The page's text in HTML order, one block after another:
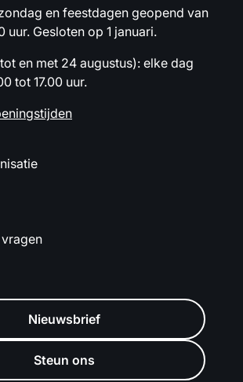
en feestdagen geopend van
uur. Gesloten op 1 januari.
en met 24 augustus): elke dag
tot 17.00 uur.
Nieuwsbrief
Steun ons